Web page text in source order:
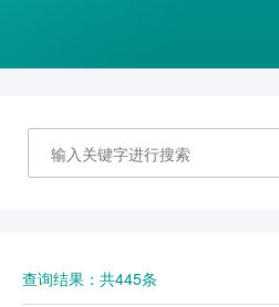
查询结果：共445条